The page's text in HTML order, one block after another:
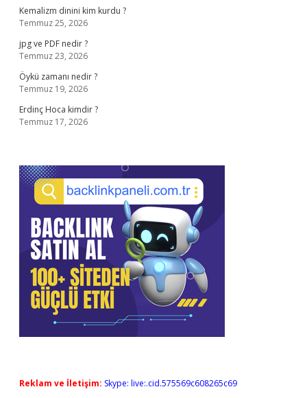
Kemalizm dinini kim kurdu ?
Temmuz 25, 2026
jpg ve PDF nedir ?
Temmuz 23, 2026
Öykü zamanı nedir ?
Temmuz 19, 2026
Erdinç Hoca kimdir ?
Temmuz 17, 2026
Reklam ve İletişim: Skype: live:.cid.575569c608265c69